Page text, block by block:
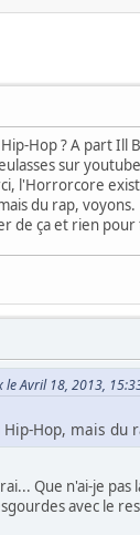
Hop ? A part Ill
sur
l'Horrorcore
du rap, voyons.
de ça et rien
le Avril 18, 2013,
Hop, mais du
Que n'ai-je
avec le